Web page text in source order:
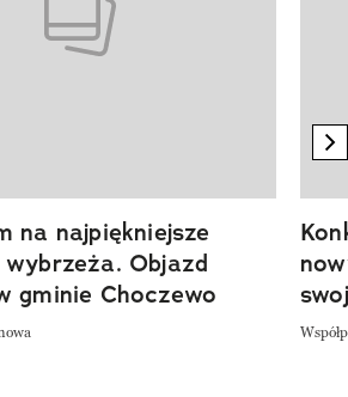
na najpiękniejsze
Objazd
gminie Choczewo